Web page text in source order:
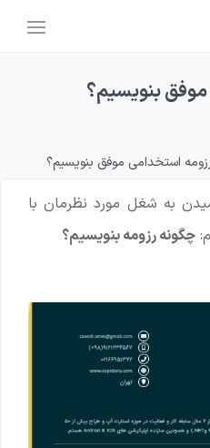
بنویسیم؟
استخدامی موفق بنویسیم؟
به شغل مورد نظرمان با
چگونه رزومه بنویسیم؟